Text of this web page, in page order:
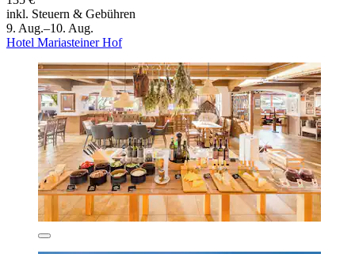
inkl. Steuern & Gebühren
9. Aug.–10. Aug.
Hotel Mariasteiner Hof